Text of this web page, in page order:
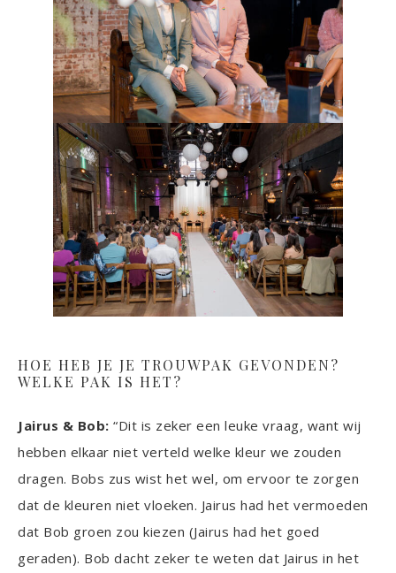
HOE HEB JE JE TROUWPAK GEVONDEN?
WELKE PAK IS HET?
Jairus & Bob: “Dit is zeker een leuke vraag, want wij
hebben elkaar niet verteld welke kleur we zouden
dragen. Bobs zus wist het wel, om ervoor te zorgen
dat de kleuren niet vloeken. Jairus had het vermoeden
dat Bob groen zou kiezen (Jairus had het goed
geraden). Bob dacht zeker te weten dat Jairus in het